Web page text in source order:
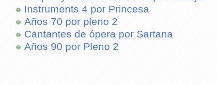
Instruments 4 por Princesa
Años 70 por pleno 2
Cantantes de ópera por Sartana
Años 90 por Pleno 2